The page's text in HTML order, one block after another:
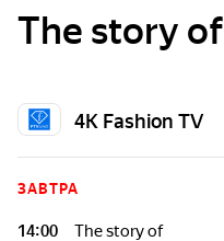
The story of
4K Fashion TV
ЗАВТРА
14:00 The story of